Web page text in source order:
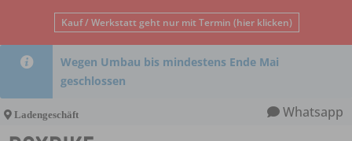
Kauf / Werkstatt geht nur mit Termin (hier klicken)
Wegen Umbau bis mindestens Ende Mai
geschlossen
Ladengeschäft Whatsapp